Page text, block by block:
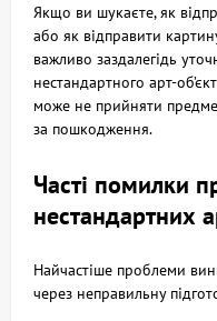
Якщо ви шукаєте, як
або як відправити
важливо заздалегідь
нестандартного арт-
може не прийняти
за пошкодження.
Часті помилки
нестандартних
Найчастіше проблеми
через неправильну